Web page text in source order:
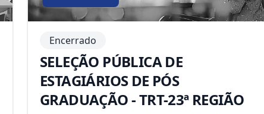
Encerrado
SELEÇÃO PÚBLICA DE
ESTAGIÁRIOS DE PÓS
GRADUAÇÃO - TRT-23ª REGIÃO